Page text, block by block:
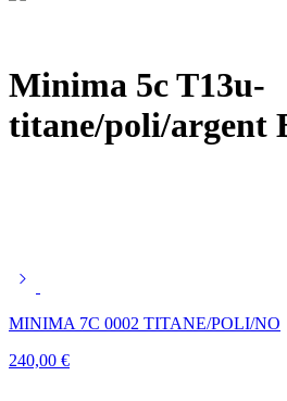
Minima 5c T13u-
titane/poli/argent
MINIMA 7C 0002 TITANE/POLI/NO
240,00 €